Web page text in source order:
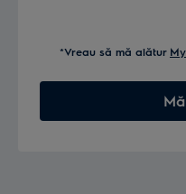
*Vreau să mă alătur